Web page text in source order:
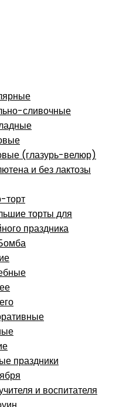
сливочные
(глазурь-велюр)
и без лактозы
торт
торты для
праздника
праздники
и воспитателя